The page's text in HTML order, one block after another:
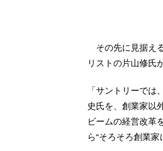
その先に見据え
リストの片山修氏
「サントリーでは
史氏を、創業家以
ビームの経営改革
ら“そろそろ創業